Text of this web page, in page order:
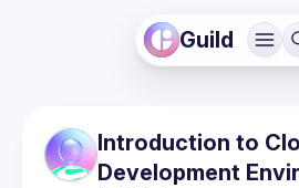
Guild
Introduction to
Development